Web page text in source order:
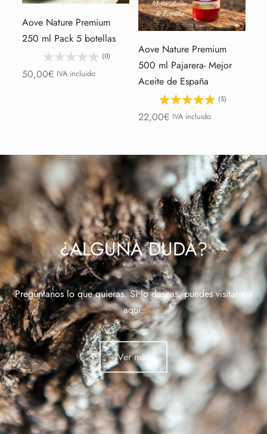
Aove Nature Premium
250 ml Pack 5 botellas
(0)
50,00€ IVA incluido
Aove Nature Premium
500 ml Pajarera- Mejor
Aceite de España
(5)
22,00€ IVA incluido
¿ALGUNA DUDA?
Pregúntanos lo que quieras. Si lo deseas, puedes visitarnos
aquí.
Ver más